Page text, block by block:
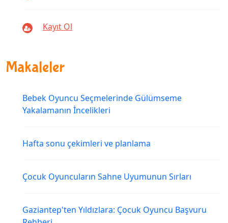
Kayıt Ol
Makaleler
Bebek Oyuncu Seçmelerinde Gülümseme
Yakalamanın İncelikleri
Hafta sonu çekimleri ve planlama
Çocuk Oyuncuların Sahne Uyumunun Sırları
Gaziantep'ten Yıldızlara: Çocuk Oyuncu Başvuru